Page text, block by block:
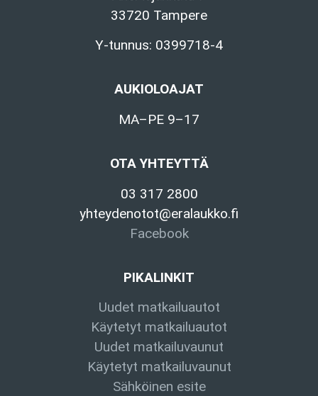
33720 Tampere
Y-tunnus: 0399718-4
AUKIOLOAJAT
MA–PE 9–17
OTA YHTEYTTÄ
03 317 2800
yhteydenotot@eralaukko.fi
Facebook
PIKALINKIT
Uudet matkailuautot
Käytetyt matkailuautot
Uudet matkailuvaunut
Käytetyt matkailuvaunut
Sähköinen esite